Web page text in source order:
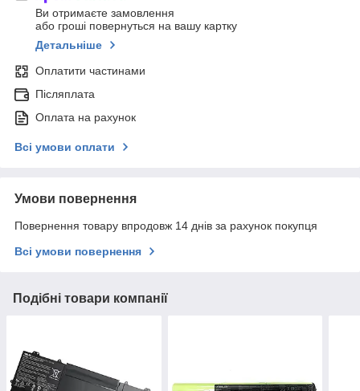
Ви отримаєте замовлення
або гроші повернуться на вашу картку
Детальніше
Оплатити частинами
Післяплата
Оплата на рахунок
Всі умови оплати
Умови повернення
Повернення товару впродовж 14 днів за рахунок покупця
Всі умови повернення
Подібні товари компанії